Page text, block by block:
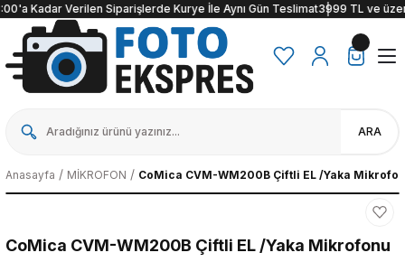
Kadar Verilen Siparişlerde Kurye İle Aynı Gün Teslimat3999 TL ve üzeri
ARA
Anasayfa MİKROFON CoMica CVM-WM200B Çiftli EL /Yaka
CoMica CVM-WM200B Çiftli EL /Yaka Mikrofonu